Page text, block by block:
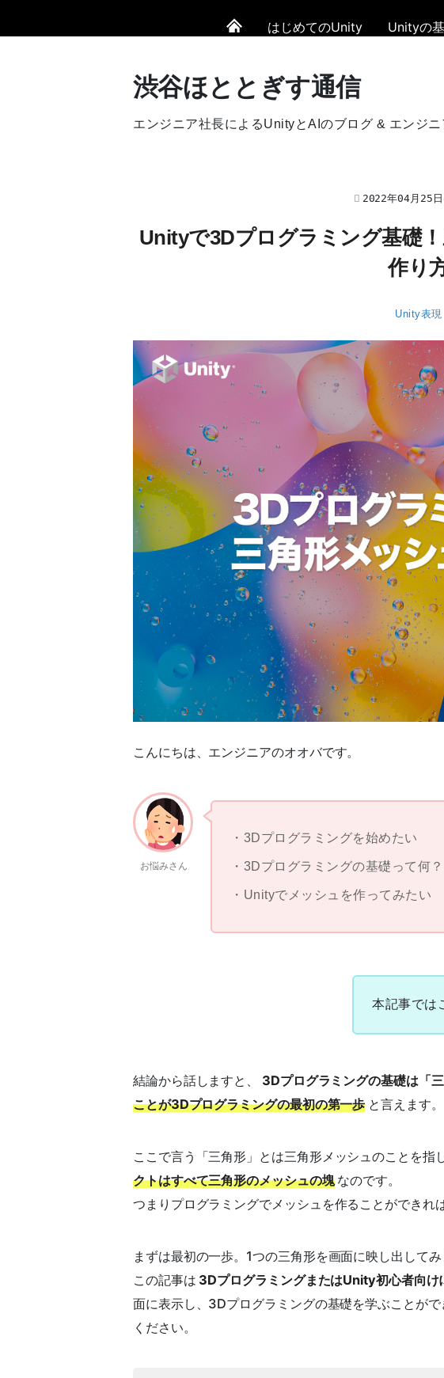
はじめてのUnity Unityの
渋谷ほととぎす通信
エンジニア社長によるUnityとAIのブログ & エンジニ
2022年04月25
Unityで3Dプログラミング基礎
作り
Unity表現
こんにちは、エンジニアのオオバです。
お悩みさん
3Dプログラミングを始めたい
3Dプログラミングの基礎って何？
Unityでメッシュを作ってみたい
本記事では
結論から話しますと、 3Dプログラミングの基礎は「三
ことが3Dプログラミングの最初の第一歩 と言えます。
ここで言う「三角形」とは三角形メッシュのことを指
クトはすべて三角形のメッシュの塊なのです。
つまりプログラミングでメッシュを作ることができれ
まずは最初の一歩。1つの三角形を画面に映し出して
この記事は 3DプログラミングまたはUnity初心者向け
面に表示し、3Dプログラミングの基礎を学ぶことが
ください。